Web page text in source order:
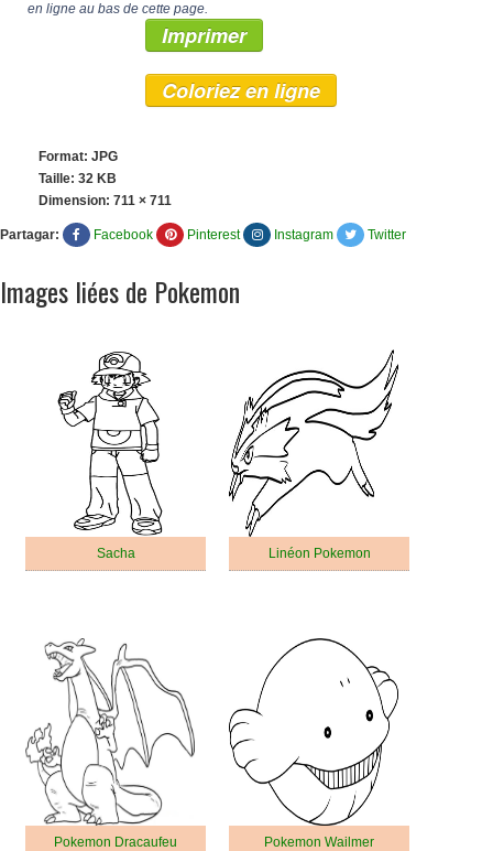
en ligne au bas de cette page.
Imprimer
Coloriez en ligne
Format: JPG
Taille: 32 KB
Dimension: 711 × 711
Partagar: Facebook Pinterest Instagram Twitter
Images liées de Pokemon
Sacha Linéon Pokemon
Pokemon Dracaufeu Pokemon Wailmer